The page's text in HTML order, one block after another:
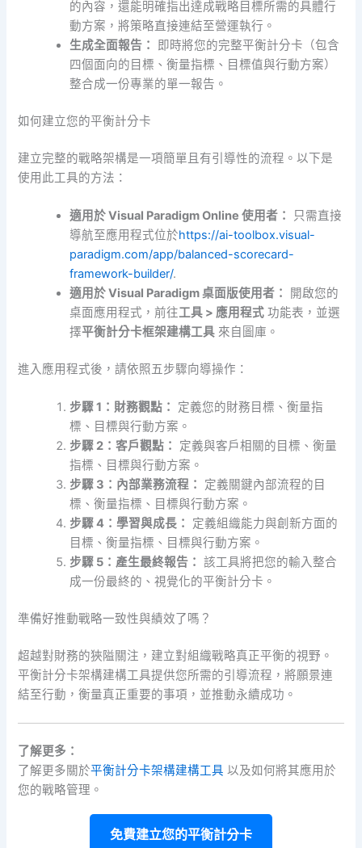
的內容，還能明確指出達成戰略目標所需的具體行
動方案，將策略直接連結至營運執行。
生成全面報告：
即時將您的完整平衡計分卡（包含
四個面向的目標、衡量指標、目標值與行動方案）
整合成一份專業的單一報告。
如何建立您的平衡計分卡
建立完整的戰略架構是一項簡單且有引導性的流程。以下是
使用此工具的方法：
適用於 Visual Paradigm Online 使用者：
只需直接
導航至應用程式位於https://ai-toolbox.visual-
paradigm.com/app/balanced-scorecard-
framework-builder/.
適用於 Visual Paradigm 桌面版使用者：
開啟您的
桌面應用程式，前往工具 > 應用程式 功能表，並選
擇平衡計分卡框架建構工具 來自圖庫。
進入應用程式後，請依照五步驟向導操作：
步驟 1：財務觀點：
定義您的財務目標、衡量指
標、目標與行動方案。
步驟 2：客戶觀點：
定義與客戶相關的目標、衡量
指標、目標與行動方案。
步驟 3：內部業務流程：
定義關鍵內部流程的目
標、衡量指標、目標與行動方案。
步驟 4：學習與成長：
定義組織能力與創新方面的
目標、衡量指標、目標與行動方案。
步驟 5：產生最終報告： 該工具將把您的輸入整合
成一份最終的、視覺化的平衡計分卡。
準備好推動戰略一致性與績效了嗎？
超越對財務的狹隘關注，建立對組織戰略真正平衡的視野。
平衡計分卡架構建構工具提供您所需的引導流程，將願景連
結至行動，衡量真正重要的事項，並推動永續成功。
了解更多：
了解更多關於平衡計分卡架構建構工具 以及如何將其應用於
您的戰略管理。
免費建立您的平衡計分卡